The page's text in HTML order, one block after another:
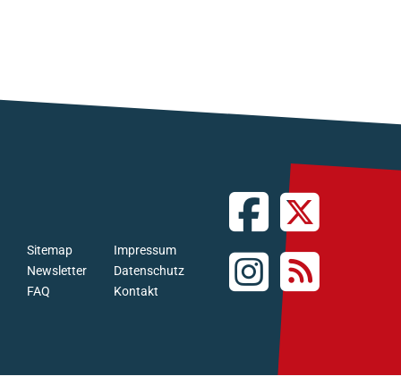
FAQ
Newsletter
Sitemap
Kontakt
Datenschutz
Impressum